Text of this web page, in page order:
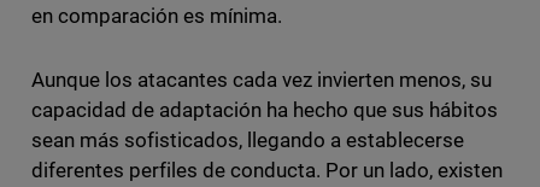
en comparación es mínima.
Aunque los atacantes cada vez invierten menos, su
capacidad de adaptación ha hecho que sus hábitos
sean más sofisticados, llegando a establecerse
diferentes perfiles de conducta. Por un lado, existen